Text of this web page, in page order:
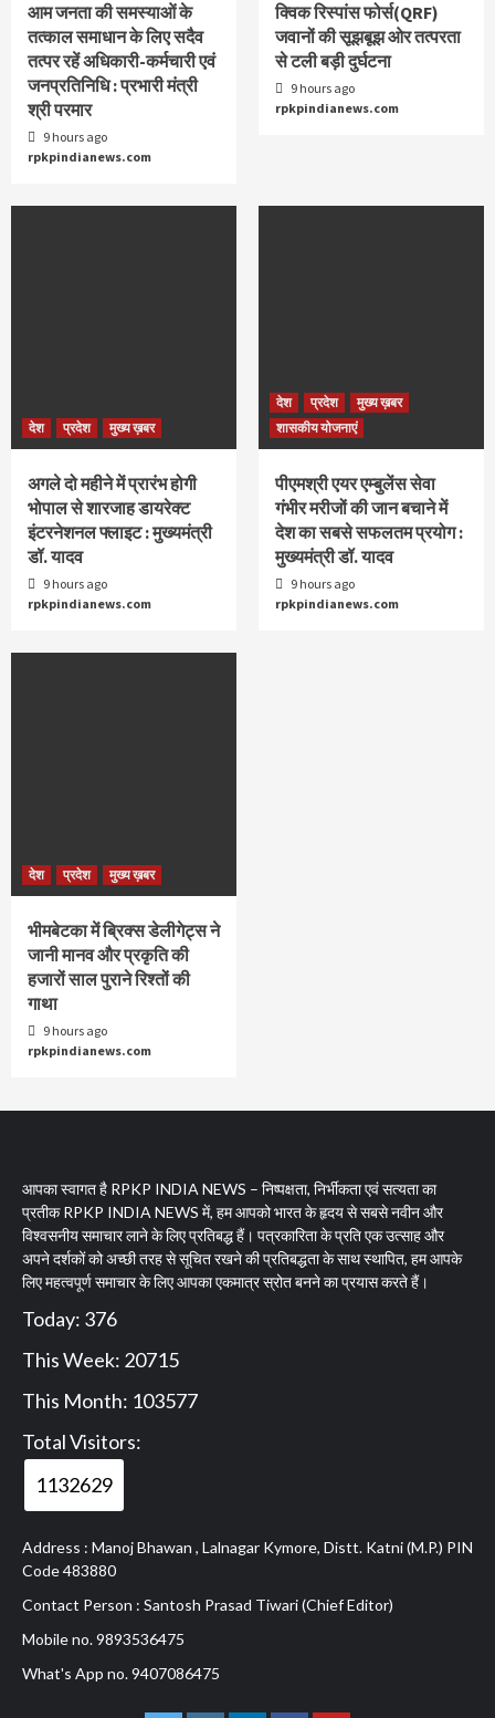
आम जनता की समस्याओं के
तत्काल समाधान के लिए सदैव
तत्पर रहें अधिकारी-कर्मचारी एवं
जनप्रतिनिधि : प्रभारी मंत्री
श्री परमार
9 hours ago
rpkpindianews.com
क्विक रिस्पांस फोर्स(QRF)
जवानों की सूझबूझ ओर तत्परता
से टली बड़ी दुर्घटना
9 hours ago
rpkpindianews.com
देश प्रदेश मुख्य ख़बर
अगले दो महीने में प्रारंभ होगी
भोपाल से शारजाह डायरेक्ट
इंटरनेशनल फ्लाइट : मुख्यमंत्री
डॉ. यादव
9 hours ago
rpkpindianews.com
देश प्रदेश
मुख्य ख़बर
शासकीय योजनाएं
पीएमश्री एयर एम्बुलेंस सेवा
गंभीर मरीजों की जान बचाने में
देश का सबसे सफलतम प्रयोग :
मुख्यमंत्री डॉ. यादव
9 hours ago
rpkpindianews.com
देश प्रदेश मुख्य ख़बर
भीमबेटका में ब्रिक्स डेलीगेट्स ने
जानी मानव और प्रकृति की
हजारों साल पुराने रिश्तों की
गाथा
9 hours ago
rpkpindianews.com
आपका स्वागत है RPKP INDIA NEWS – निष्पक्षता, निर्भीकता एवं सत्यता का
प्रतीक RPKP INDIA NEWS में, हम आपको भारत के हृदय से सबसे नवीन और
विश्वसनीय समाचार लाने के लिए प्रतिबद्ध हैं। पत्रकारिता के प्रति एक उत्साह और
अपने दर्शकों को अच्छी तरह से सूचित रखने की प्रतिबद्धता के साथ स्थापित, हम आपके
लिए महत्वपूर्ण समाचार के लिए आपका एकमात्र स्रोत बनने का प्रयास करते हैं।
Today: 376
This Week: 20715
This Month: 103577
Total Visitors:
1132629
Address : Manoj Bhawan , Lalnagar Kymore, Distt. Katni (M.P.) PIN
Code 483880
Contact Person : Santosh Prasad Tiwari (Chief Editor)
Mobile no. 9893536475
What's App no. 9407086475